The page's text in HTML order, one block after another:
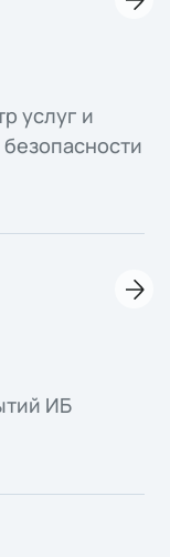
услуг и
ИБ